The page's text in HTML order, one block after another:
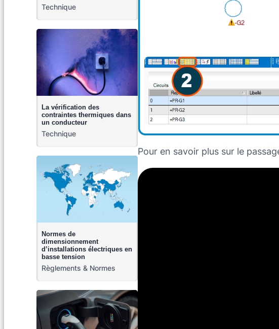
Technique
La vérification des
contraintes thermiques dans
un conducteur
Technique
Normes de
dimensionnement
d’installations électriques en
basse tension
Règlements & Normes
Pour en savoir plus sur le